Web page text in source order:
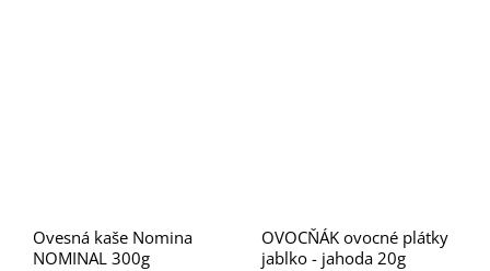
Ovesná kaše Nomina
NOMINAL 300g
OVOCŇÁK ovocné plátky
jablko - jahoda 20g